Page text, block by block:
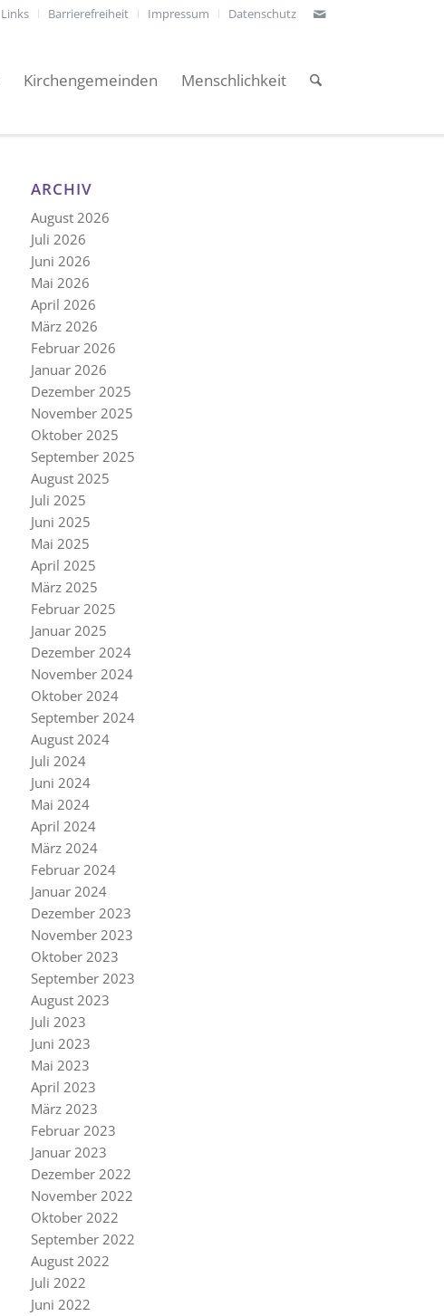
Links Barrierefreiheit Impressum Datenschutz
Kirchengemeinden Menschlichkeit
ARCHIV
August 2026
Juli 2026
Juni 2026
Mai 2026
April 2026
März 2026
Februar 2026
Januar 2026
Dezember 2025
November 2025
Oktober 2025
September 2025
August 2025
Juli 2025
Juni 2025
Mai 2025
April 2025
März 2025
Februar 2025
Januar 2025
Dezember 2024
November 2024
Oktober 2024
September 2024
August 2024
Juli 2024
Juni 2024
Mai 2024
April 2024
März 2024
Februar 2024
Januar 2024
Dezember 2023
November 2023
Oktober 2023
September 2023
August 2023
Juli 2023
Juni 2023
Mai 2023
April 2023
März 2023
Februar 2023
Januar 2023
Dezember 2022
November 2022
Oktober 2022
September 2022
August 2022
Juli 2022
Juni 2022